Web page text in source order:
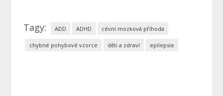
Tagy: ADD ADHD cévní mozková příhoda
chybné pohybové vzorce děti a zdraví epilepsie